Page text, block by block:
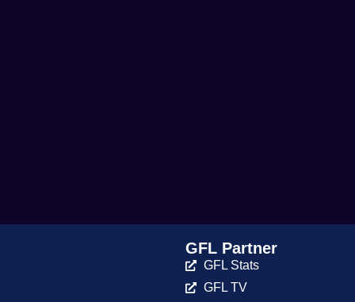
GFL Partner
GFL Stats
GFL TV